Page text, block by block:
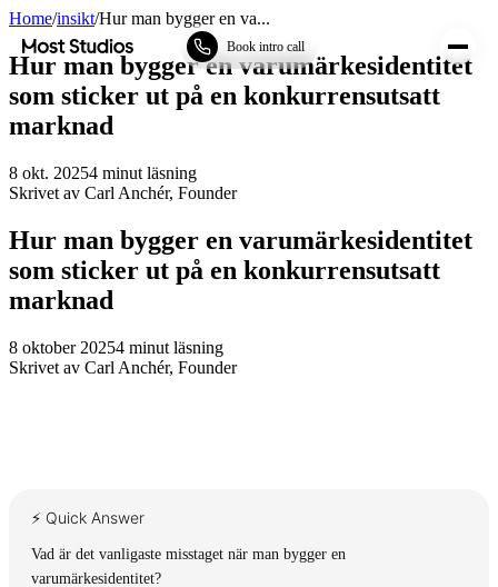
Most Studios Book intro call
Home/insikt/Hur man bygger en va...
Hur man bygger en varumärkesidentitet
som sticker ut på en konkurrensutsatt
marknad
8 okt. 20254 minut läsning
Skrivet av Carl Anchér, Founder
Hur man bygger en varumärkesidentitet
som sticker ut på en konkurrensutsatt
marknad
8 oktober 20254 minut läsning
Skrivet av Carl Anchér, Founder
⚡ Quick Answer
Vad är det vanligaste misstaget när man bygger en
varumärkesidentitet?